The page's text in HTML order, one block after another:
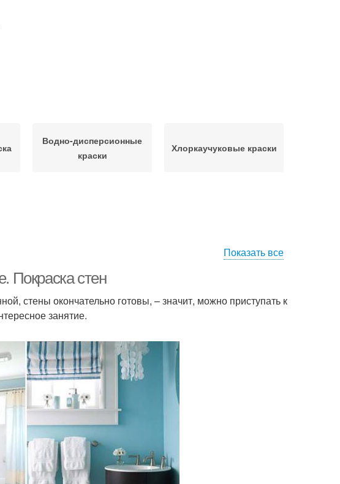
Водно-дисперсионные
краски
Хлоркаучуковые краски
Показать все
Покраска стен
стены окончательно готовы, – значит, можно приступать к
занятие.